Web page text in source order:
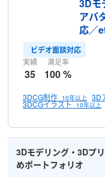
3Dモ
アバ
応／
ビデオ面談対応
実績
35
満足率
100 %
3DCG制作 10年以上 3D
3DCGイラスト 10年以上
3Dモデリング・3Dプ
めポートフォリオ